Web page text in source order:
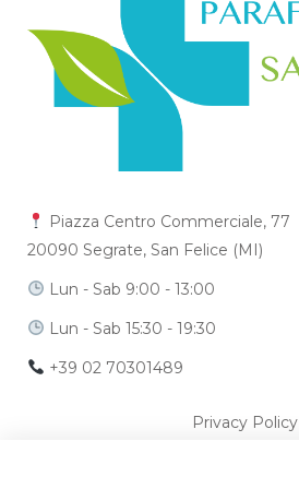
Piazza Centro Commerciale, 77
20090 Segrate, San Felice (MI)
Lun - Sab 9:00 - 13:00
Lun - Sab 15:30 - 19:30
+39 02 70301489
Privacy Policy